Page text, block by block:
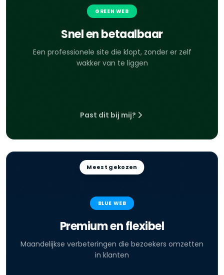
GREEN WEB
Snel en betaalbaar
Een professionele site die klopt, zonder er zelf
wakker van te liggen
Past dit bij mij?
Meest gekozen
BLUE WEB
Premium en flexibel
Maandelijkse verbeteringen die bezoekers omzetten
in klanten